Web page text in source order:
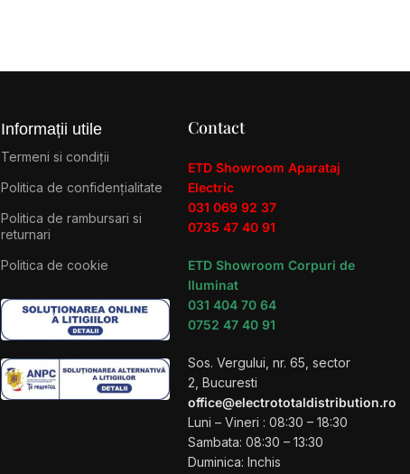
Informații utile
Termeni si condiții
Politica de confidențialitate
Politica de rambursari si
returnari
Politica de cookie
Contact
ETD Showroom Aparataj
Electric
031 069 92 37
0735 47 40 91
ETD Showroom Corpuri de
Iluminat
031 404 70 64
0752 47 40 91
Sos. Vergului, nr. 65, sector
2, Bucuresti
office@electrototaldistribution.ro
Luni – Vineri : 08:30 – 18:30
Sambata: 08:30 – 13:30
Duminica: Inchis